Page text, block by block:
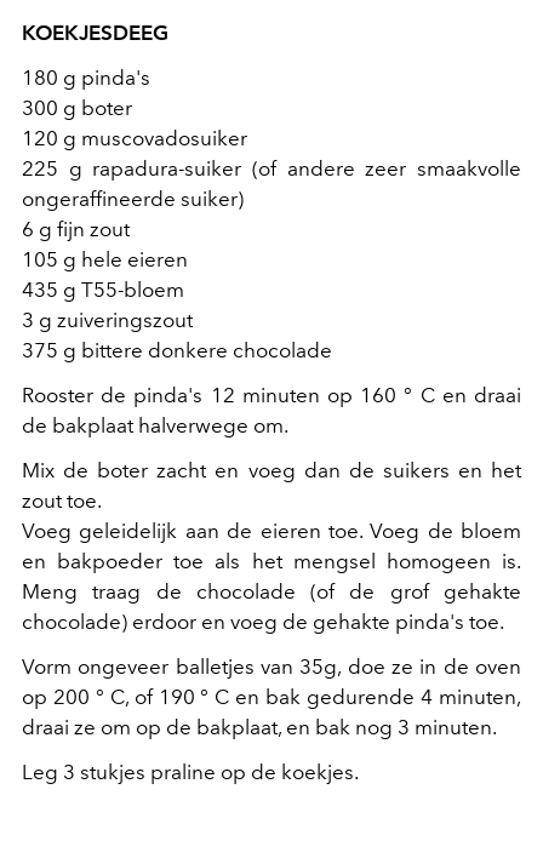
KOEKJESDEEG
180 g pinda's
300 g boter
120 g muscovadosuiker
225 g rapadura-suiker (of andere zeer smaakvolle
ongeraffineerde suiker)
6 g fijn zout
105 g hele eieren
435 g T55-bloem
3 g zuiveringszout
375 g bittere donkere chocolade
Rooster de pinda's 12 minuten op 160 ° C en draai
de bakplaat halverwege om.
Mix de boter zacht en voeg dan de suikers en het
zout toe.
Voeg geleidelijk aan de eieren toe. Voeg de bloem
en bakpoeder toe als het mengsel homogeen is.
Meng traag de chocolade (of de grof gehakte
chocolade) erdoor en voeg de gehakte pinda's toe.
Vorm ongeveer balletjes van 35g, doe ze in de oven
op 200 ° C, of 190 ° C en bak gedurende 4 minuten,
draai ze om op de bakplaat, en bak nog 3 minuten.
Leg 3 stukjes praline op de koekjes.